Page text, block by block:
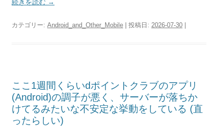
続きを読む →
カテゴリー: Android_and_Other_Mobile | 投稿日: 2026-07-30
ここ1週間くらいdポイントクラブのアプリ
(Android)の調子が悪く、サーバーが落ちか
けてるみたいな不安定な挙動をしている (直
ったらしい)